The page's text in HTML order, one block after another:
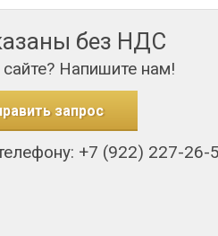
без НДС
Напишите нам!
запрос
+7 (922) 227-26-